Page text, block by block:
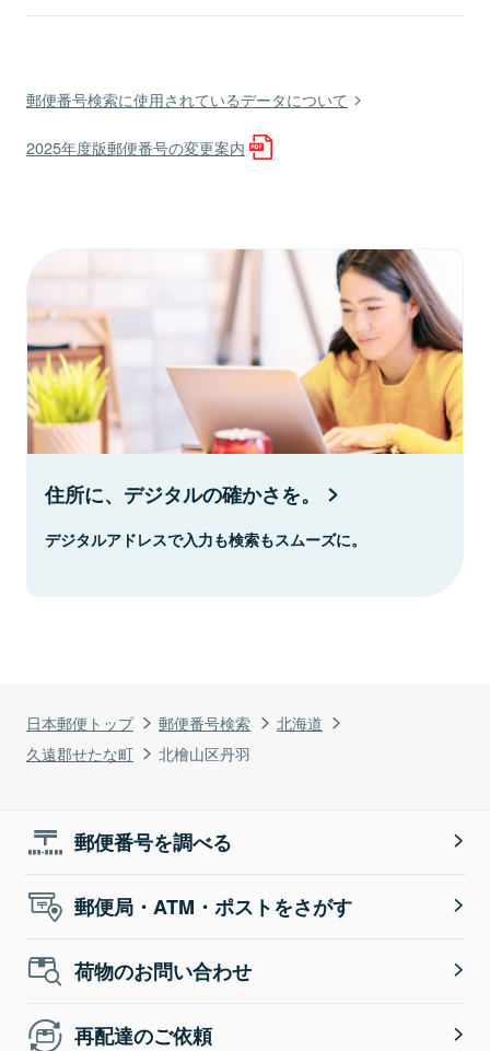
日本郵便トップ 郵便番号検索
北海道
久遠郡せたな町
北檜山区丹羽
郵便番号検索に使用されているデータについて
2025年度版郵便番号の変更案内
住所に、デジタルの確かさを。
デジタルアドレスで入力も検索もスムーズに。
郵便番号を調べる
郵便局・ATM・ポストをさがす
荷物のお問い合わせ
再配達のご依頼